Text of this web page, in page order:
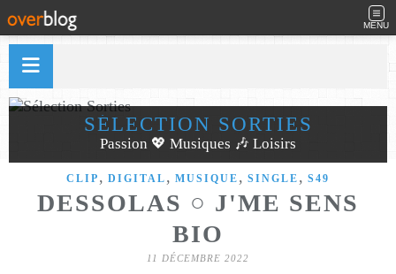
MENU
SÉLECTION SORTIES
Passion 💖 Musiques 🎶 Loisirs
CLIP , DIGITAL , MUSIQUE , SINGLE , S49
DESSOLAS ○ J'ME SENS
BIO
11 DÉCEMBRE 2022